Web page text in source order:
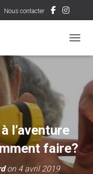
Nous contacter
l’aventure
faire?
on 4 avril 2019